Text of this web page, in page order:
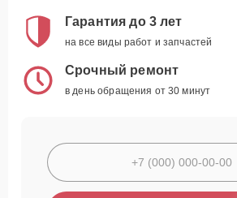
Гарантия до 3 лет
на все виды работ и запчастей
Срочный ремонт
в день обращения от 30 минут